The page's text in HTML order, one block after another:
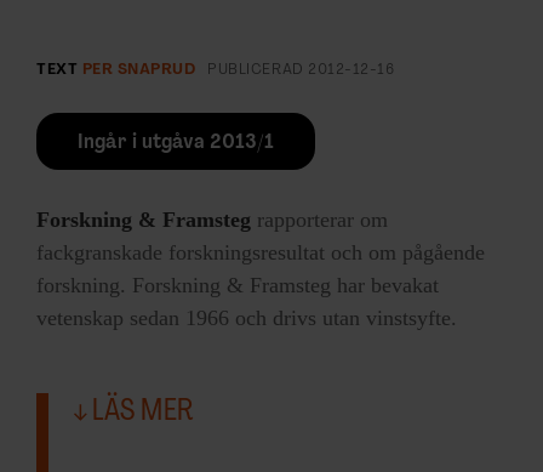
TEXT PER SNAPRUD PUBLICERAD 2012-12-16
Ingår i utgåva 2013/1
Forskning & Framsteg rapporterar om
fackgranskade forskningsresultat och om pågående
forskning. Forskning & Framsteg har bevakat
vetenskap sedan 1966 och drivs utan vinstsyfte.
LÄS MER